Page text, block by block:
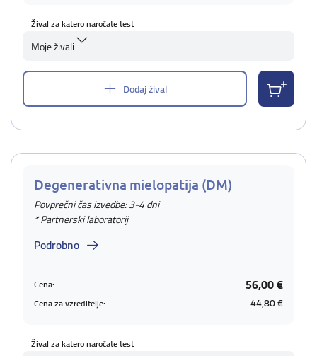
Žival za katero naročate test
Moje živali
Dodaj žival
Degenerativna mielopatija (DM)
Povprečni čas izvedbe: 3-4 dni
* Partnerski laboratorij
Podrobno
Cena: 56,00 €
Cena za vzreditelje: 44,80 €
Žival za katero naročate test